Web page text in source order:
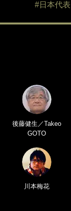
#日本代表
後藤健生／Takeo
GOTO
川本梅花